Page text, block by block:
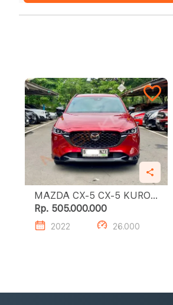
MAZDA CX-5 CX-5 KURO
EDITION
Rp. 505.000.000
2022 26.000